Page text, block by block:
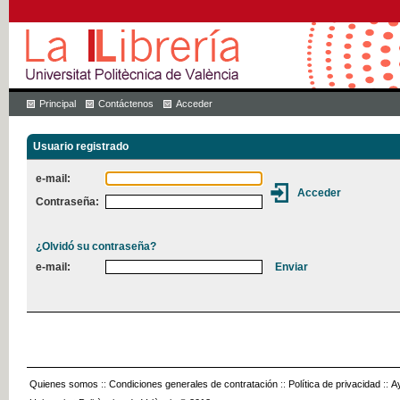
Principal Contáctenos Acceder
Usuario registrado
e-mail:
Contraseña:
¿Olvidó su contraseña?
e-mail:
Quienes somos :: Condiciones generales de contratación :: Política de privacidad ::